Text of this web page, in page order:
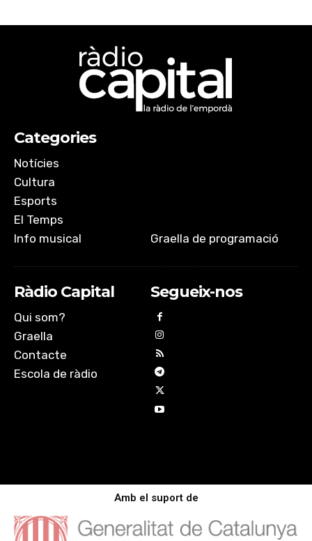
Categories
Notícies
Cultura
Esports
El Temps
Info musical
Graella de programació
Ràdio Capital
Qui som?
Graella
Contacte
Escola de ràdio
Segueix-nos
Amb el suport de